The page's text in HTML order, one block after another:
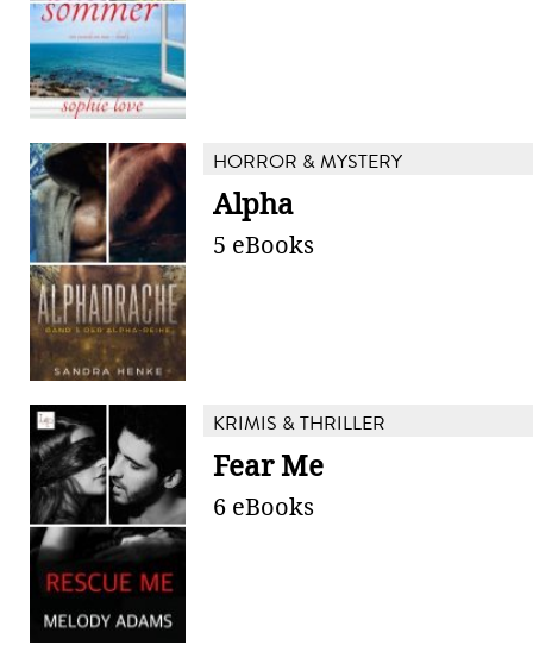
HORROR & MYSTERY
Alpha
5 eBooks
KRIMIS & THRILLER
Fear Me
6 eBooks